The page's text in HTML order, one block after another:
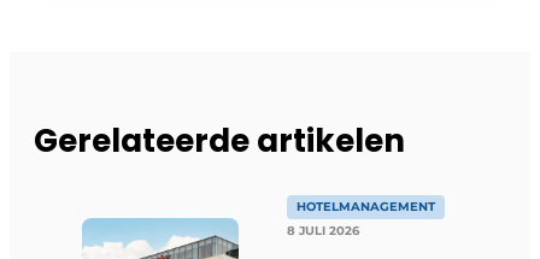
Gerelateerde artikelen
HOTELMANAGEMENT
8 JULI 2026